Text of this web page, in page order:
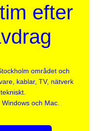
efter
området och
kablar, TV, nätverk
och Mac.